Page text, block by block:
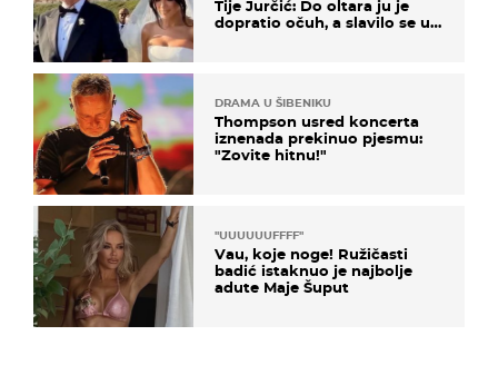
Tije Jurčić: Do oltara ju je
dopratio očuh, a slavilo se uz
DRAMA U ŠIBENIKU
Thompson usred koncerta
iznenada prekinuo pjesmu:
"Zovite hitnu!"
"UUUUUUFFFF"
Vau, koje noge! Ružičasti
badić istaknuo je najbolje
adute Maje Šuput